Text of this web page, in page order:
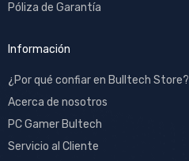
Póliza de Garantía
Información
¿Por qué confiar en Bulltech Store?
Acerca de nosotros
PC Gamer Bultech
Servicio al Cliente